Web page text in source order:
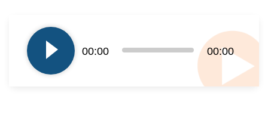
plików
dźwiękowych
00:00 00:00